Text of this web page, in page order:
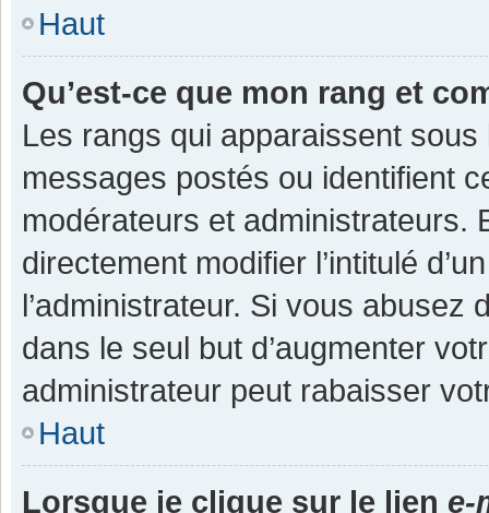
Haut
Qu’est-ce que mon rang et
Les rangs qui apparaissent
messages postés ou identifient
modérateurs et administrateurs.
directement modifier l’intitulé
l’administrateur. Si vous
dans le seul but d’augmenter
administrateur peut rabaisser
Haut
Lorsque je clique sur le lien e-